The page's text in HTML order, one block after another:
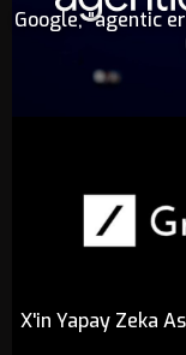
Google, "agentic
X'in Yapay Zeka